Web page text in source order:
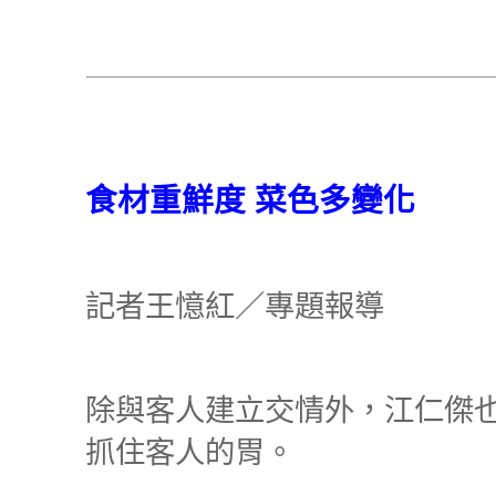
食材重鮮度 菜色多變化
記者王憶紅／專題報導
除與客人建立交情外，江仁傑
抓住客人的胃。